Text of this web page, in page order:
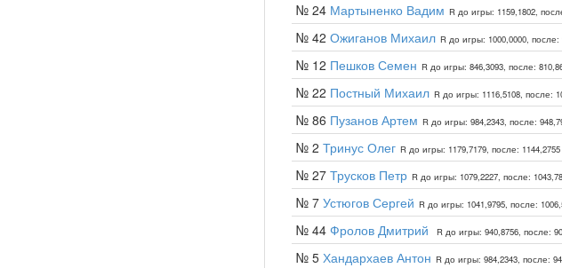
№ 24 Мартыненко Вадим R до игры: 1159,1802,
№ 42 Ожиганов Михаил R до игры: 1000,0000, после:
№ 12 Пешков Семен R до игры: 846,3093, после:
№ 22 Постный Михаил R до игры: 1116,5108, после:
№ 86 Пузанов Артем R до игры: 984,2343, после:
№ 2 Тринус Олег R до игры: 1179,7179, после: 1144,2755
№ 27 Трусков Петр R до игры: 1079,2227, после:
№ 7 Устюгов Сергей R до игры: 1041,9795, после:
№ 44 Фролов Дмитрий R до игры: 940,8756, после:
№ 5 Хандархаев Антон R до игры: 984,2343, после: